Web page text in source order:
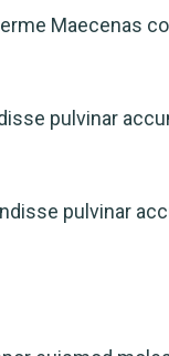
Maecenas
pulvinar
pulvinar